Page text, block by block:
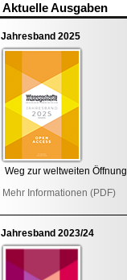
Aktuelle Ausgaben
Jahresband 2025
Weg zur weltweiten Öffnung
Mehr Informationen (PDF)
Jahresband 2023/24